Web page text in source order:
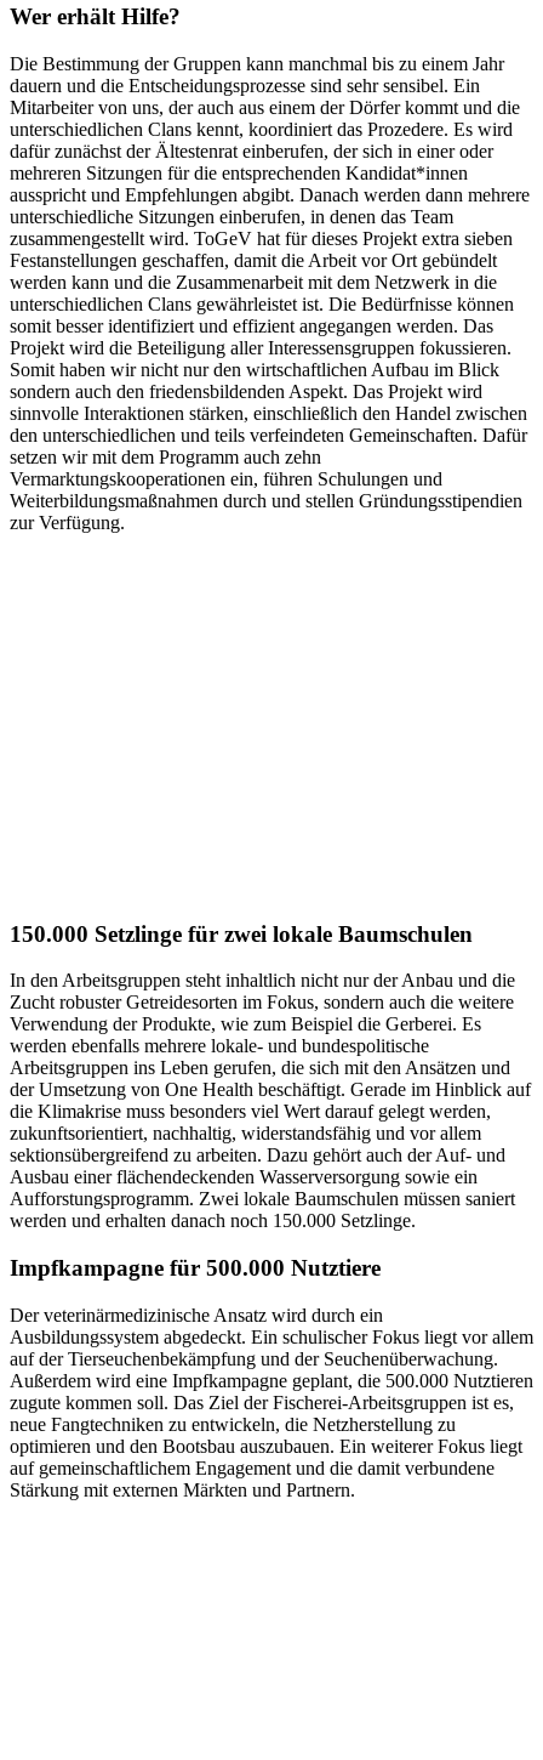
Wer erhält Hilfe?
Die Bestimmung der Gruppen kann manchmal bis zu einem Jahr
dauern und die Entscheidungsprozesse sind sehr sensibel. Ein
Mitarbeiter von uns, der auch aus einem der Dörfer kommt und die
unterschiedlichen Clans kennt, koordiniert das Prozedere. Es wird
dafür zunächst der Ältestenrat einberufen, der sich in einer oder
mehreren Sitzungen für die entsprechenden Kandidat*innen
ausspricht und Empfehlungen abgibt. Danach werden dann mehrere
unterschiedliche Sitzungen einberufen, in denen das Team
zusammengestellt wird. ToGeV hat für dieses Projekt extra sieben
Festanstellungen geschaffen, damit die Arbeit vor Ort gebündelt
werden kann und die Zusammenarbeit mit dem Netzwerk in die
unterschiedlichen Clans gewährleistet ist. Die Bedürfnisse können
somit besser identifiziert und effizient angegangen werden. Das
Projekt wird die Beteiligung aller Interessensgruppen fokussieren.
Somit haben wir nicht nur den wirtschaftlichen Aufbau im Blick
sondern auch den friedensbildenden Aspekt. Das Projekt wird
sinnvolle Interaktionen stärken, einschließlich den Handel zwischen
den unterschiedlichen und teils verfeindeten Gemeinschaften. Dafür
setzen wir mit dem Programm auch zehn
Vermarktungskooperationen ein, führen Schulungen und
Weiterbildungsmaßnahmen durch und stellen Gründungsstipendien
zur Verfügung.
150.000 Setzlinge für zwei lokale Baumschulen
In den Arbeitsgruppen steht inhaltlich nicht nur der Anbau und die
Zucht robuster Getreidesorten im Fokus, sondern auch die weitere
Verwendung der Produkte, wie zum Beispiel die Gerberei. Es
werden ebenfalls mehrere lokale- und bundespolitische
Arbeitsgruppen ins Leben gerufen, die sich mit den Ansätzen und
der Umsetzung von One Health beschäftigt. Gerade im Hinblick auf
die Klimakrise muss besonders viel Wert darauf gelegt werden,
zukunftsorientiert, nachhaltig, widerstandsfähig und vor allem
sektionsübergreifend zu arbeiten. Dazu gehört auch der Auf- und
Ausbau einer flächendeckenden Wasserversorgung sowie ein
Aufforstungsprogramm. Zwei lokale Baumschulen müssen saniert
werden und erhalten danach noch 150.000 Setzlinge.
Impfkampagne für 500.000 Nutztiere
Der veterinärmedizinische Ansatz wird durch ein
Ausbildungssystem abgedeckt. Ein schulischer Fokus liegt vor allem
auf der Tierseuchenbekämpfung und der Seuchenüberwachung.
Außerdem wird eine Impfkampagne geplant, die 500.000 Nutztieren
zugute kommen soll. Das Ziel der Fischerei-Arbeitsgruppen ist es,
neue Fangtechniken zu entwickeln, die Netzherstellung zu
optimieren und den Bootsbau auszubauen. Ein weiterer Fokus liegt
auf gemeinschaftlichem Engagement und die damit verbundene
Stärkung mit externen Märkten und Partnern.